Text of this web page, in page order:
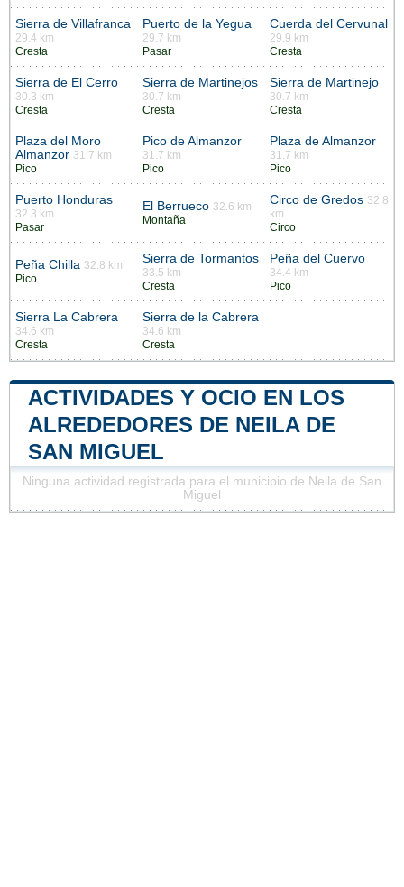
Sierra de Villafranca
29.4 km
Cresta
Puerto de la Yegua
29.7 km
Pasar
Cuerda del Cervunal
29.9 km
Cresta
Sierra de El Cerro
30.3 km
Cresta
Sierra de Martinejos
30.7 km
Cresta
Sierra de Martinejo
30.7 km
Cresta
Plaza del Moro
Almanzor 31.7 km
Pico
Pico de Almanzor
31.7 km
Pico
Plaza de Almanzor
31.7 km
Pico
Puerto Honduras
32.3 km
Pasar
El Berrueco 32.6 km
Montaña
Circo de Gredos 32.8
km
Circo
Peña Chilla 32.8 km
Pico
Sierra de Tormantos
33.5 km
Cresta
Peña del Cuervo
34.4 km
Pico
Sierra La Cabrera
34.6 km
Cresta
Sierra de la Cabrera
34.6 km
Cresta
ACTIVIDADES Y OCIO EN LOS
ALREDEDORES DE NEILA DE
SAN MIGUEL
Ninguna actividad registrada para el municipio de Neila de San
Miguel